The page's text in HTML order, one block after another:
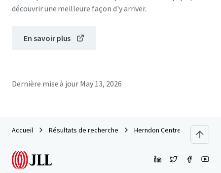
découvrir une meilleure façon d'y arriver.
En savoir plus
Dernière mise à jour May 13, 2026
Accueil Résultats de recherche Herndon Centre